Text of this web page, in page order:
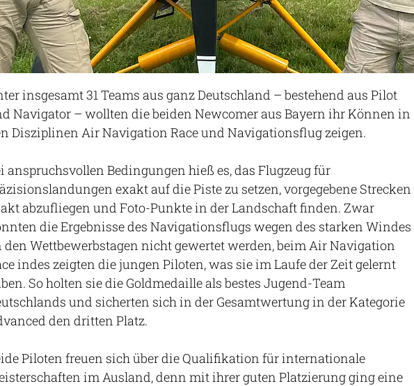
insgesamt 31 Teams aus ganz Deutschland – bestehend aus Pilot
Navigator – wollten die beiden Newcomer aus Bayern ihr Können in
Disziplinen Air Navigation Race und Navigationsflug zeigen.
anspruchsvollen Bedingungen hieß es, das Flugzeug für
exakt auf die Piste zu setzen, vorgegebene Strecken
abzufliegen und Foto-Punkte in der Landschaft finden. Zwar
die Ergebnisse des Navigationsflugs wegen des starken Windes
den Wettbewerbstagen nicht gewertet werden, beim Air Navigation
indes zeigten die jungen Piloten, was sie im Laufe der Zeit gelernt
So holten sie die Goldmedaille als bestes Jugend-Team
und sicherten sich in der Gesamtwertung in der Kategorie
den dritten Platz.
Piloten freuen sich über die Qualifikation für internationale
im Ausland, denn mit ihrer guten Platzierung ging eine